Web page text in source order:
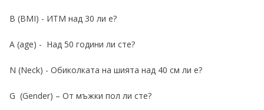
B (BMI) - ИТМ над 30 ли е?
A (age) - Над 50 години ли сте?
N (Neck) - Обиколката на шията над 40 см ли е?
G (Gender) – От мъжки пол ли сте?